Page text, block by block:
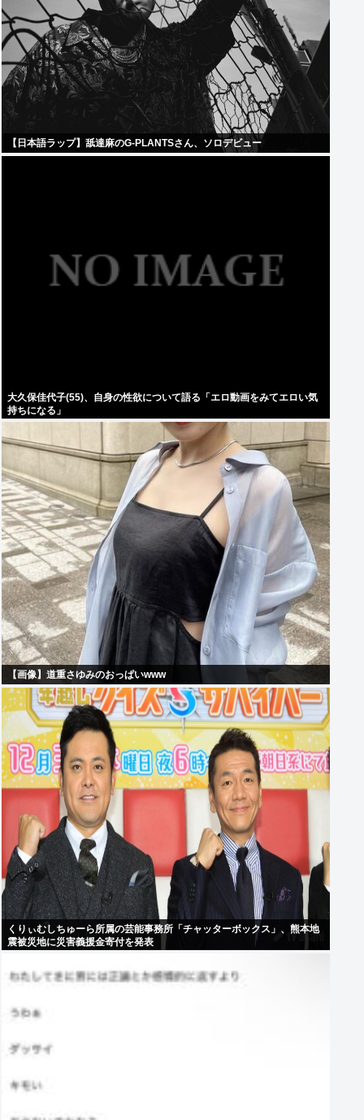
【日本語ラップ】舐達麻のG-PLANTSさん、ソロデビュー
大久保佳代子(55)、自身の性欲について語る「エロ動画をみてエロい気
持ちになる」
【画像】道重さゆみのおっぱいwww
くりぃむしちゅーら所属の芸能事務所「チャッターボックス」、熊本地
震被災地に災害義援金寄付を発表